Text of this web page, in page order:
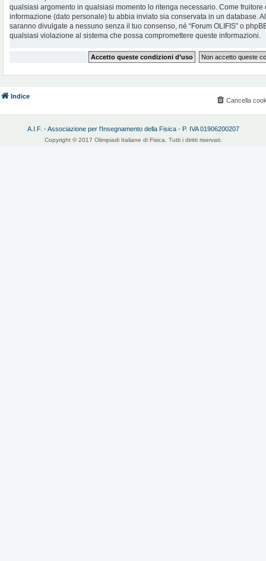
qualsiasi argomento in qualsiasi momento lo ritenga necessario. Come
informazione (dato personale) tu abbia inviato sia conservata in un database.
saranno divulgate a nessuno senza il tuo consenso, né “Forum OLIFIS” o
qualsiasi violazione al sistema che possa compromettere queste informazioni.
Indice
Cancella
A.I.F. - Associazione per l'Insegnamento della Fisica - P. IVA 01906200207
Copyright © 2017 Olimpiadi Italiane di Fisica. Tutti i diritti riservati.